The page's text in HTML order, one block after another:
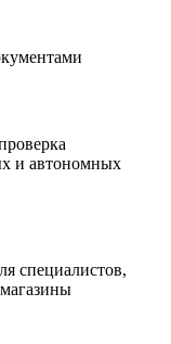
и автономных
специалистов,